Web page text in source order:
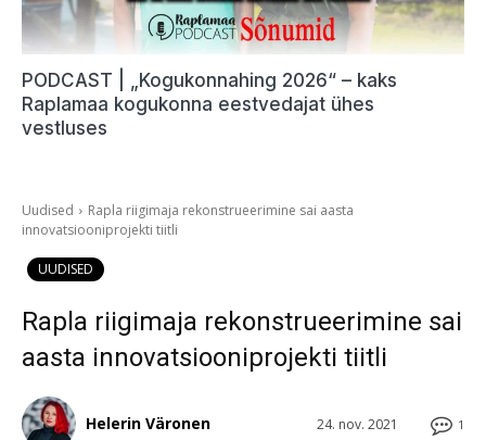
PODCAST | „Kogukonnahing 2026“ – kaks
Raplamaa kogukonna eestvedajat ühes
vestluses